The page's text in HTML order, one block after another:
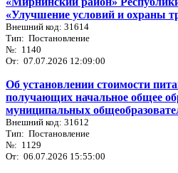
«Улучшение условий и охраны
Внешний код: 31614
Тип: Постановление
№: 1140
От: 07.07.2026 12:09:00
Об установлении стоимости
получающих начальное общее
муниципальных
Внешний код: 31612
Тип: Постановление
№: 1129
От: 06.07.2026 15:55:00